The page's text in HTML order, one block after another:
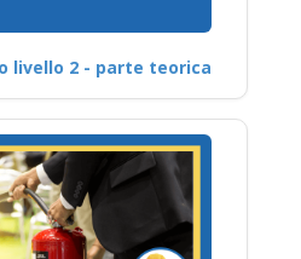
livello 2 - parte teorica